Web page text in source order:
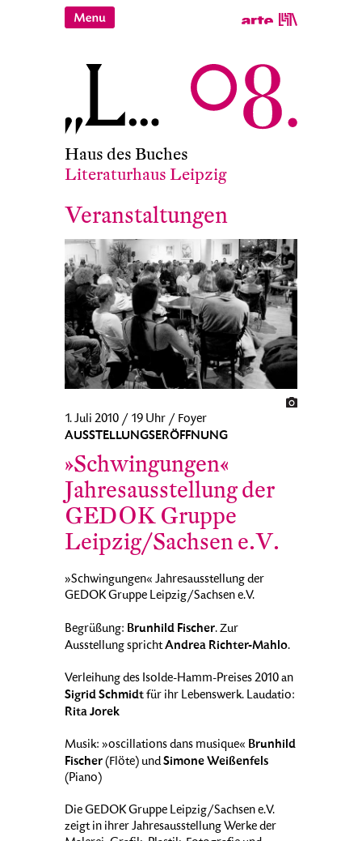
Haus des Buches
Literaturhaus Leipzig
Veranstaltungen
1. Juli 2010 / 19 Uhr / Foyer
AUSSTELLUNGSERÖFFNUNG
»Schwingungen«
Jahresausstellung der
GEDOK Gruppe
Leipzig/Sachsen e.V.
»Schwingungen« Jahresausstellung der
GEDOK Gruppe Leipzig/Sachsen e.V.
Begrüßung: Brunhild Fischer. Zur
Ausstellung sprichtAndrea Richter-Mahlo.
Verleihung des Isolde-Hamm-Preises 2010 an
Sigrid Schmidtfür ihr Lebenswerk. Laudatio:
Rita Jorek
Musik: »oscillations dans musique« Brunhild
Fischer(Flöte) undSimone Weißenfels
(Piano)
Die GEDOK Gruppe Leipzig/Sachsen e.V.
zeigt in ihrer Jahresausstellung Werke der